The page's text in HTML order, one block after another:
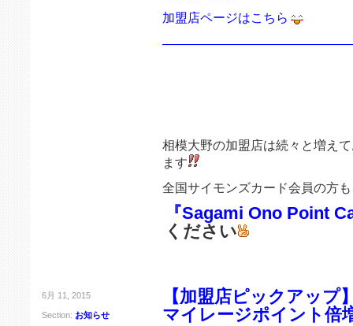
加盟店ページはこちら
相模大野の加盟店は続々と増え
ます
全国サイモンズカード会員の方
『Sagami Ono Point
ください
6月 11, 2015
Section: お知らせ
【加盟店ピックアッ
マイレージポイント倍